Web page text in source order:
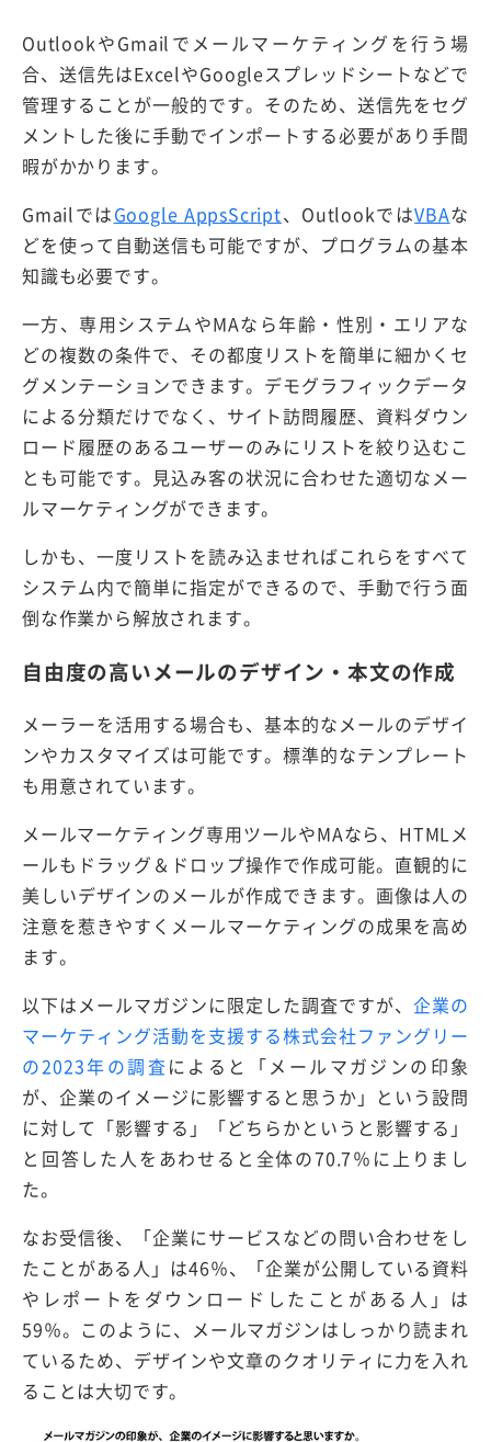
OutlookやGmailでメールマーケティングを行う場
合、送信先はExcelやGoogleスプレッドシートなどで
管理することが一般的です。そのため、送信先をセグ
メントした後に手動でインポートする必要があり手間
暇がかかります。
GmailではGoogle AppsScript、OutlookではVBAな
どを使って自動送信も可能ですが、プログラムの基本
知識も必要です。
一方、専用システムやMAなら年齢・性別・エリアな
どの複数の条件で、その都度リストを簡単に細かくセ
グメンテーションできます。デモグラフィックデータ
による分類だけでなく、サイト訪問履歴、資料ダウン
ロード履歴のあるユーザーのみにリストを絞り込むこ
とも可能です。見込み客の状況に合わせた適切なメー
ルマーケティングができます。
しかも、一度リストを読み込ませればこれらをすべて
システム内で簡単に指定ができるので、手動で行う面
倒な作業から解放されます。
自由度の高いメールのデザイン・本文の作成
メーラーを活用する場合も、基本的なメールのデザイ
ンやカスタマイズは可能です。標準的なテンプレート
も用意されています。
メールマーケティング専用ツールやMAなら、HTMLメ
ールもドラッグ＆ドロップ操作で作成可能。直観的に
美しいデザインのメールが作成できます。画像は人の
注意を惹きやすくメールマーケティングの成果を高め
ます。
以下はメールマガジンに限定した調査ですが、企業の
マーケティング活動を支援する株式会社ファングリー
の2023年の調査によると「メールマガジンの印象
が、企業のイメージに影響すると思うか」という設問
に対して「影響する」「どちらかというと影響する」
と回答した人をあわせると全体の70.7％に上りまし
た。
なお受信後、「企業にサービスなどの問い合わせをし
たことがある人」は46％、「企業が公開している資料
やレポートをダウンロードしたことがある人」は
59％。このように、メールマガジンはしっかり読まれ
ているため、デザインや文章のクオリティに力を入れ
ることは大切です。